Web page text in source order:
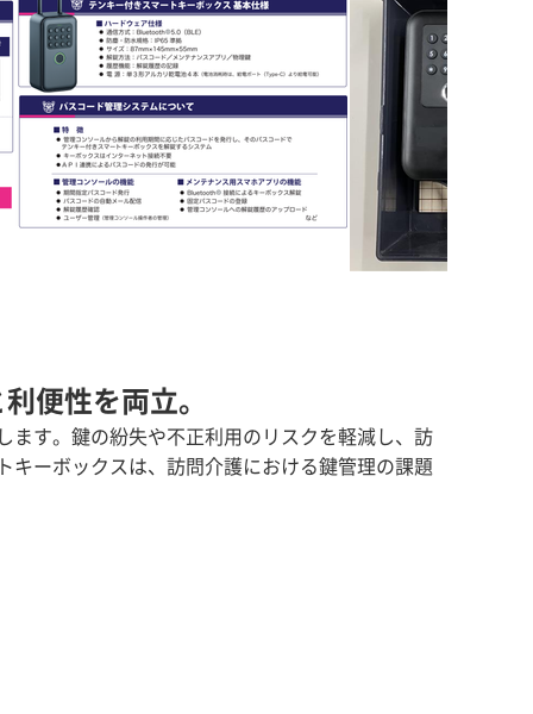
便性を両立。
す。鍵の紛失や不正利用のリスクを軽減し、訪
ーボックスは、訪問介護における鍵管理の課題